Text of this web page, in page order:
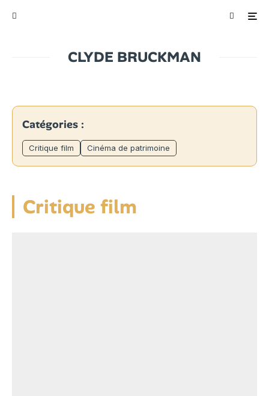
CLYDE BRUCKMAN
Catégories :
Critique film Cinéma de patrimoine
Critique film